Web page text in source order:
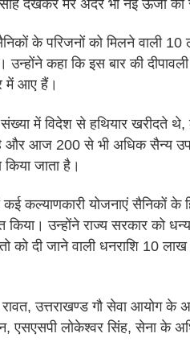
देखकर मेरे अंदर भी नई ऊर्जा का
के परिजनों को मिलने वाली
कहा कि इस बार की
में आए हैं।
में विदेश से हथियार खरीदते
है और आज 200 से भी अधिक सैन्य
किया जाता है।
कई कल्याणकारी योजनाएं सैनिकों
उन्होंने राज्य सरकार को
को दी जाने वाली धनराशि 10
उत्तराखण्ड गौ सेवा आयोग के
एसएसपी लोकेश्वर सिंह, सेना के